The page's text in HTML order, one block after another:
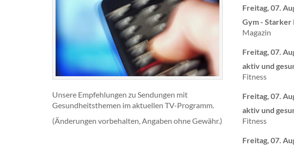
Unsere Empfehlungen zu Sendungen mit
Gesundheitsthemen im aktuellen TV-Programm.
(Änderungen vorbehalten, Angaben ohne Gewähr.)
Freitag, 07.
Gym - Starker
Magazin
Freitag, 07.
aktiv und
Fitness
Freitag, 07.
aktiv und
Fitness
Freitag, 07.